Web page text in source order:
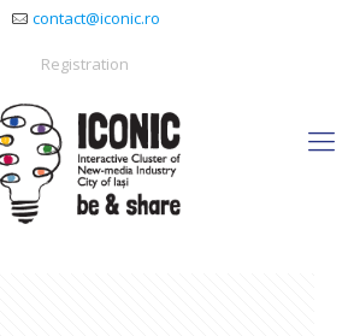
contact@iconic.ro
Registration